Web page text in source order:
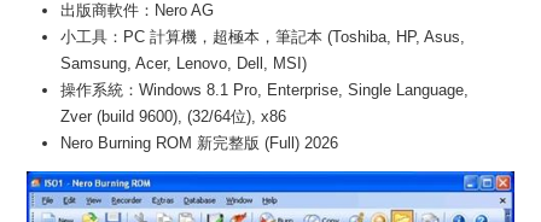
出版商軟件：Nero AG
小工具：PC 計算機，超極本，筆記本 (Toshiba, HP, Asus,
Samsung, Acer, Lenovo, Dell, MSI)
操作系統：Windows 8.1 Pro, Enterprise, Single Language,
Zver (build 9600), (32/64位), x86
Nero Burning ROM 新完整版 (Full) 2026